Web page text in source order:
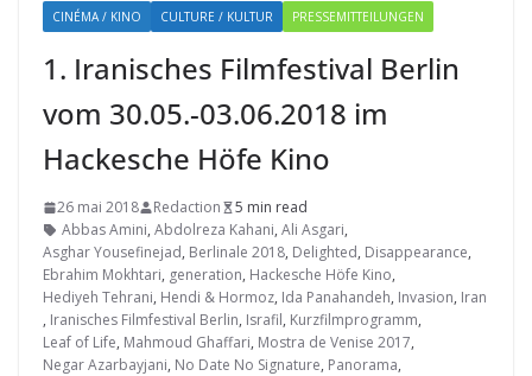
CINÉMA / KINO CULTURE / KULTUR PRESSEMITTEILUNGEN
1. Iranisches Filmfestival Berlin
vom 30.05.-03.06.2018 im
Hackesche Höfe Kino
26 mai 2018 Redaction
5 min read
Abbas Amini, Abdolreza Kahani, Ali Asgari,
Asghar Yousefinejad, Berlinale 2018, Delighted, Disappearance,
Ebrahim Mokhtari, generation, Hackesche Höfe Kino,
Hediyeh Tehrani, Hendi & Hormoz, Ida Panahandeh, Invasion, Iran
, Iranisches Filmfestival Berlin, Israfil, Kurzfilmprogramm,
Leaf of Life, Mahmoud Ghaffari, Mostra de Venise 2017,
Negar Azarbayjani, No Date No Signature, Panorama,